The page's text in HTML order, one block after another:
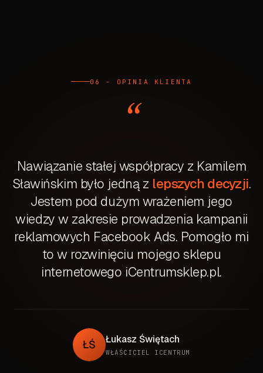
06 - OPINIA KLIENTA
“
Nawiązanie stałej współpracy z Kamilem
Sławińskim było jedną z lepszych decyzji.
Jestem pod dużym wrażeniem jego
wiedzy w zakresie prowadzenia kampanii
reklamowych Facebook Ads. Pomogło mi
to w rozwinięciu mojego sklepu
internetowego iCentrumsklep.pl.
ŁŚ Łukasz Świętach
WŁAŚCICIEL ICENTRUM